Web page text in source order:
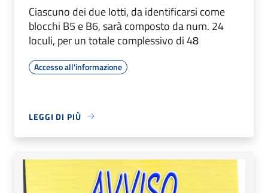
Ciascuno dei due lotti, da identificarsi come
blocchi B5 e B6, sarà composto da num. 24
loculi, per un totale complessivo di 48
Accesso all'informazione
LEGGI DI PIÙ